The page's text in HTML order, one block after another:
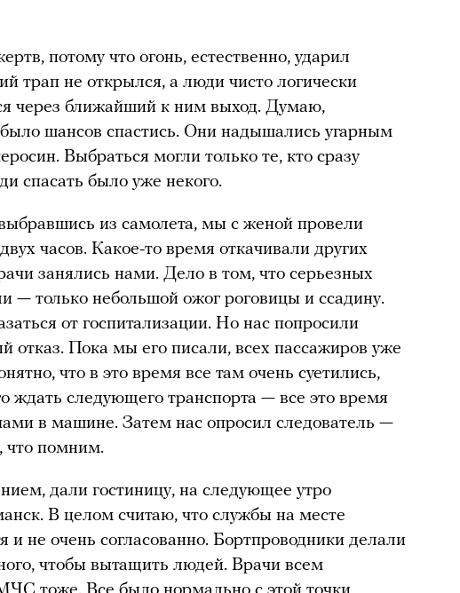
потому что огонь, естественно, ударил
трап не открылся, а люди чисто логически
через ближайший к ним выход. Думаю,
шансов спастись. Они надышались угарным
Выбраться могли только те, кто сразу
спасать было уже некого.
из самолета, мы с женой провели
часов. Какое-то время откачивали других
занялись нами. Дело в том, что серьезных
— только небольшой ожог роговицы и ссадину.
от госпитализации. Но нас попросили
отказ. Пока мы его писали, всех пассажиров уже
что в это время все там очень суетились,
ждать следующего транспорта — все это время
в машине. Затем нас опросил следователь —
что помним.
дали гостиницу, на следующее утро
В целом считаю, что службы на месте
и не очень согласованно. Бортпроводники делали
чтобы вытащить людей. Врачи всем